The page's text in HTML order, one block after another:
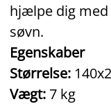
hjælpe dig med
søvn.
Egenskaber
Størrelse:
Vægt:7 kg